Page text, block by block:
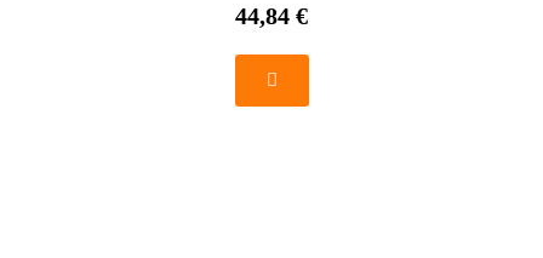
44,84 €